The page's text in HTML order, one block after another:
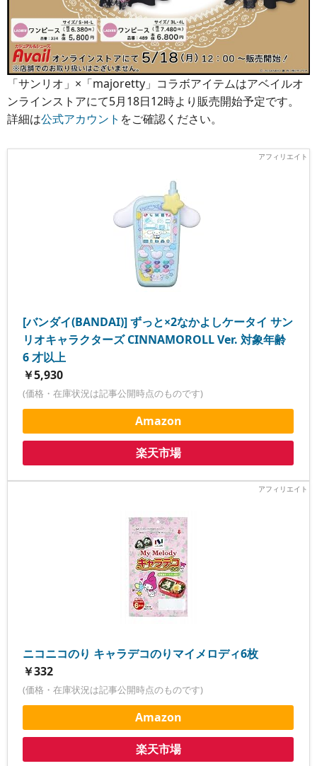
「サンリオ」×「majoretty」コラボアイテムはアベイルオ
ンラインストアにて5月18日12時より販売開始予定です。
詳細は公式アカウント をご確認ください。
[バンダイ(BANDAI)] ずっと×2なかよしケータイ サン
リオキャラクターズ CINNAMOROLL Ver. 対象年齢
6 才以上
￥5,930
(価格・在庫状況は記事公開時点のものです)
Amazon
楽天市場
ニコニコのり キャラデコのりマイメロディ6枚
￥332
(価格・在庫状況は記事公開時点のものです)
Amazon
楽天市場